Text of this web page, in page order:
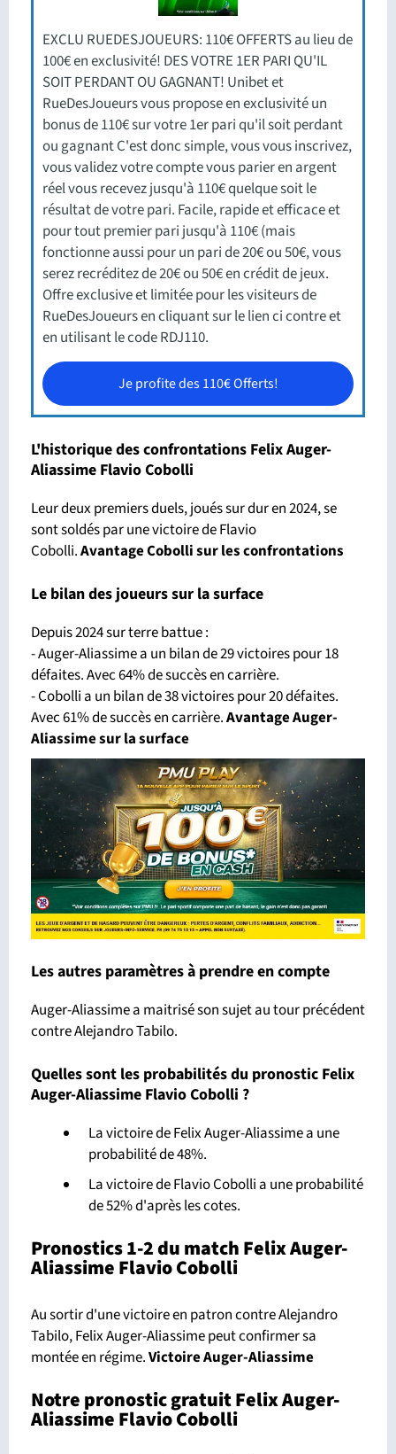
EXCLU RUEDESJOUEURS: 110€ OFFERTS au lieu de
100€ en exclusivité! DES VOTRE 1ER PARI QU'IL
SOIT PERDANT OU GAGNANT! Unibet et
RueDesJoueurs vous propose en exclusivité un
bonus de 110€ sur votre 1er pari qu'il soit perdant
ou gagnant C'est donc simple, vous vous inscrivez,
vous validez votre compte vous parier en argent
réel vous recevez jusqu'à 110€ quelque soit le
résultat de votre pari. Facile, rapide et efficace et
pour tout premier pari jusqu'à 110€ (mais
fonctionne aussi pour un pari de 20€ ou 50€, vous
serez recréditez de 20€ ou 50€ en crédit de jeux.
Offre exclusive et limitée pour les visiteurs de
RueDesJoueurs en cliquant sur le lien ci contre et
en utilisant le code RDJ110.
Je profite des 110€ Offerts!
L'historique des confrontations Felix Auger-
Aliassime Flavio Cobolli
Leur deux premiers duels, joués sur dur en 2024, se
sont soldés par une victoire de Flavio
Cobolli.Avantage Cobolli sur les confrontations
Le bilan des joueurs sur la surface
Depuis 2024 sur terre battue :
- Auger-Aliassime a un bilan de 29 victoires pour 18
défaites. Avec 64% de succès en carrière.
- Cobolli a un bilan de 38 victoires pour 20 défaites.
Avec 61% de succès en carrière.Avantage Auger-
Aliassime sur la surface
Les autres paramètres à prendre en compte
Auger-Aliassime a maitrisé son sujet au tour précédent
contre Alejandro Tabilo.
Quelles sont les probabilités du pronostic Felix
Auger-Aliassime Flavio Cobolli ?
La victoire de Felix Auger-Aliassime a une
probabilité de 48%.
La victoire de Flavio Cobolli a une probabilité
de 52% d'après les cotes.
Pronostics 1-2 du match Felix Auger-
Aliassime Flavio Cobolli
Au sortir d'une victoire en patron contre Alejandro
Tabilo, Felix Auger-Aliassime peut confirmer sa
montée en régime.Victoire Auger-Aliassime
Notre pronostic gratuit Felix Auger-
Aliassime Flavio Cobolli